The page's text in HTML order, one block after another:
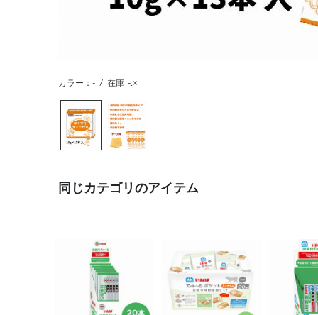
カラー：- / 在庫 -:×
同じカテゴリのアイテム